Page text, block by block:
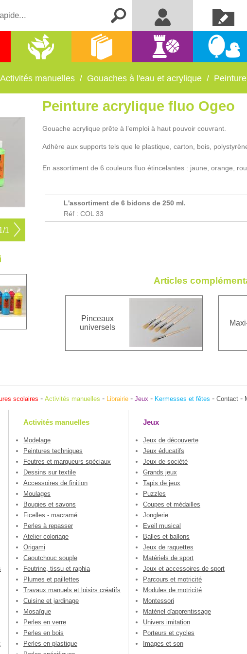
Me connecter
Créer un
compte
Activités
manuelles
Jeux
Kermesses
et fêtes
Activités manuelles / Gouaches à l'eau et acrylique /
Peinture acrylique fluo Ogeo
1
Gouache acrylique prête à l’emploi à haut pouvoir couvrant.
Adhère aux supports tels que le plastique, carton, bois,
En assortiment de 6 couleurs fluo étincelantes : jaune, orange,
L'assortiment de 6 bidons de 250 ml.
Réf : COL 33
Articles
Pinceaux
universels
scolaires - Activités manuelles - Librairie - Jeux - Kermesses et fêtes - Contact -
Activités manuelles
Modelage
Peintures techniques
Feutres et marqueurs spéciaux
Dessins sur textile
Accessoires de finition
Moulages
Bougies et savons
Ficelles - macramé
Perles à repasser
Atelier coloriage
Origami
Caoutchouc souple
Feutrine, tissu et raphia
Plumes et paillettes
Travaux manuels et loisirs créatifs
Cuisine et jardinage
Mosaïque
Perles en verre
Perles en bois
Perles en plastique
Jeux
Jeux de découverte
Jeux éducatifs
Jeux de société
Grands jeux
Tapis de jeux
Puzzles
Coupes et médailles
Jonglerie
Eveil musical
Balles et ballons
Jeux de raquettes
Matériels de sport
Jeux et accessoires de sport
Parcours et motricité
Modules de motricité
Montessori
Matériel d'apprentissage
Univers imitation
Porteurs et cycles
Images et son